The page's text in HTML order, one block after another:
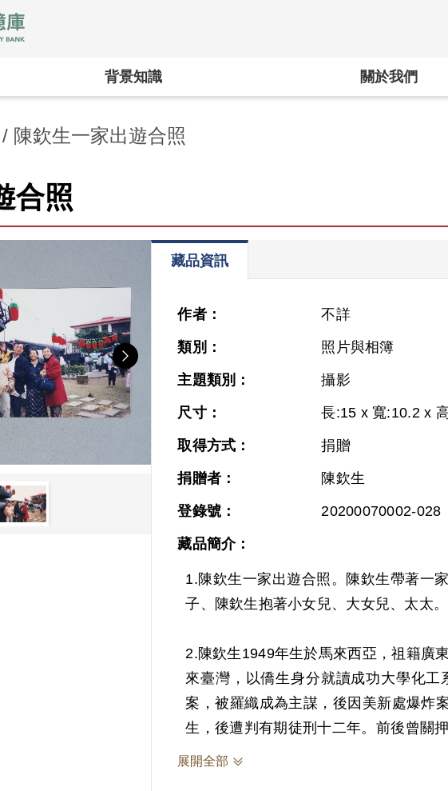
背景知識 關於我們
陳欽生一家出遊合照
合照
藏品資訊
作者： 不詳
類別： 照片與相簿
主題類別： 攝影
尺寸： 長:15 x 寬:10.2 x
取得方式： 捐贈
捐贈者： 陳欽生
登錄號： 20200070002-028
藏品簡介：
1.陳欽生一家出遊合照。陳欽生帶著一
子、陳欽生抱著小女兒、大女兒、太太。
2.陳欽生1949年生於馬來西亞，祖籍廣
來臺灣，以僑生身分就讀成功大學化
案，被羅織成為主謀，後因美新處爆炸
生，後遭判有期徒刑十二年。前後曾關
後因無法獲得護照與身分證，求職困難
展開全部